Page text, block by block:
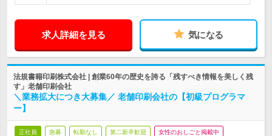
求人詳細を見る 気になる
法規書籍印刷株式会社 | 創業60年の歴史を誇る「残すべき情報を美しく残
す」老舗印刷会社
＼業務拡大につき大募集／ 老舗印刷会社の【初級プログラマ
ー】
正社員 急募 転勤なし 第二新卒歓迎 女性のおしごと掲載中